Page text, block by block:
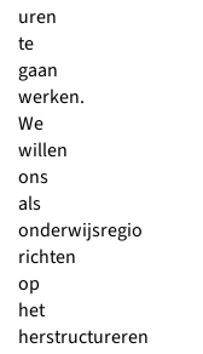
uren
te
gaan
werken.
We
willen
ons
als
onderwijsregio
richten
op
het
herstructureren